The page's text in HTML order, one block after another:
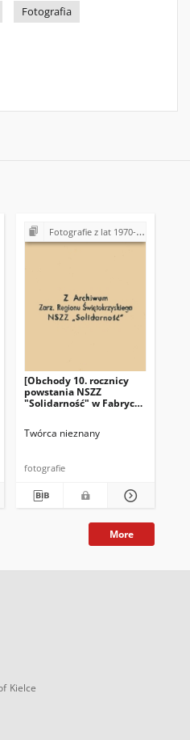
Fotografia
Fotografie z lat 1970-1996
[Obchody 10. rocznicy
powstania NSZZ
"Solidarność" w Fabryce
Twórca nieznany
fotografie
More
Kielce